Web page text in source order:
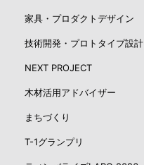
家具・プロダクトデザイン
技術開発・プロトタイプ設計
NEXT PROJECT
木材活用アドバイザー
まちづくり
T-1グランプリ